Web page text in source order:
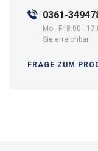
0361-
Mo - Fr 8.00 -
Sie erreichbar.
FRAGE ZUM